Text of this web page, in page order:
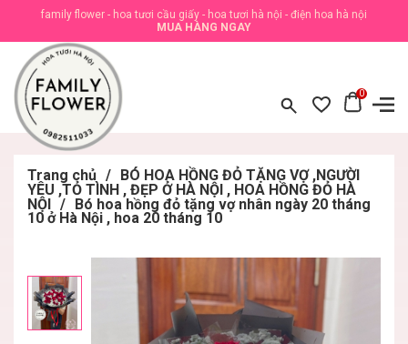
family flower - hoa tươi cầu giấy - hoa tươi hà nội - điện hoa hà nội
MUA HÀNG NGAY
0
Trang chủ / BÓ HOA HỒNG ĐỎ TẶNG VỢ ,NGƯỜI
YÊU ,TỎ TÌNH , ĐẸP Ở HÀ NỘI , HOA HỒNG ĐỎ HÀ
NỘI / Bó hoa hồng đỏ tặng vợ nhân ngày 20 tháng
10 ở Hà Nội , hoa 20 tháng 10